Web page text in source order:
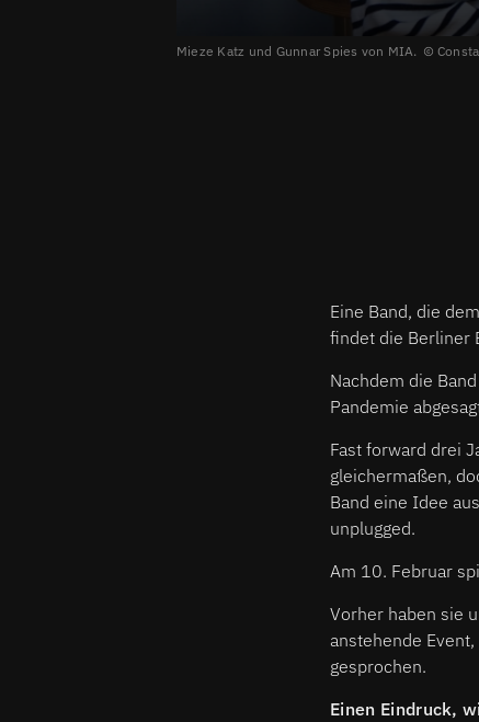
Mieze Katz und Gunnar Spies von MIA.
Eine Band, die
findet die Berliner
Nachdem die
Pandemie
Fast forward drei
gleichermaßen,
Band eine Idee
unplugged.
Am 10. Februar
Vorher haben sie
anstehende
gesprochen.
Einen Eindruck,